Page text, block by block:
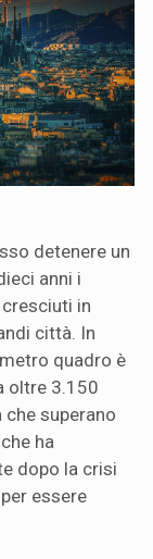
detenere un
anni i
in
città. In
quadro è
oltre 3.150
superano
ha
dopo la crisi
essere